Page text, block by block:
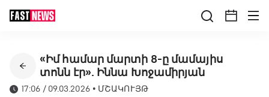
«Իմ համար մարտի 8-ը մամայիս
տոնն էր». Իննա Խոջամիրյան
17:06 / 09.03.2026 • ՄՇԱԿՈՒՅԹ